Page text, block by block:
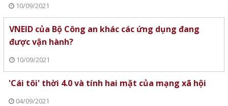
10/09/2021
VNEID của Bộ Công an khác các ứng dụng đang
được vận hành?
10/09/2021
'Cái tôi' thời 4.0 và tính hai mặt của mạng xã hội
04/09/2021